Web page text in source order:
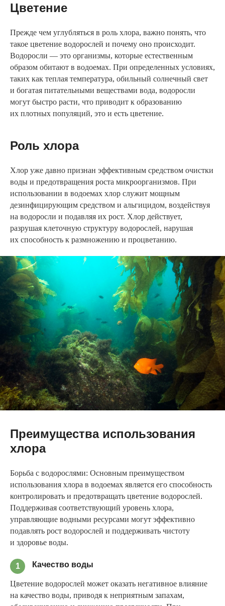
Цветение
Прежде чем углубляться в роль хлора, важно понять, что
такое цветение водорослей и почему оно происходит.
Водоросли — это организмы, которые естественным
образом обитают в водоемах. При определенных условиях,
таких как теплая температура, обильный солнечный свет
и богатая питательными веществами вода, водоросли
могут быстро расти, что приводит к образованию
их плотных популяций, это и есть цветение.
Роль хлора
Хлор уже давно признан эффективным средством очистки
воды и предотвращения роста микроорганизмов. При
использовании в водоемах хлор служит мощным
дезинфицирующим средством и альгицидом, воздействуя
на водоросли и подавляя их рост. Хлор действует,
разрушая клеточную структуру водорослей, нарушая
их способность к размножению и процветанию.
Преимущества использования
хлора
Борьба с водорослями: Основным преимуществом
использования хлора в водоемах является его способность
контролировать и предотвращать цветение водорослей.
Поддерживая соответствующий уровень хлора,
управляющие водными ресурсами могут эффективно
подавлять рост водорослей и поддерживать чистоту
и здоровье воды.
1 Качество воды
Цветение водорослей может оказать негативное влияние
на качество воды, приводя к неприятным запахам,